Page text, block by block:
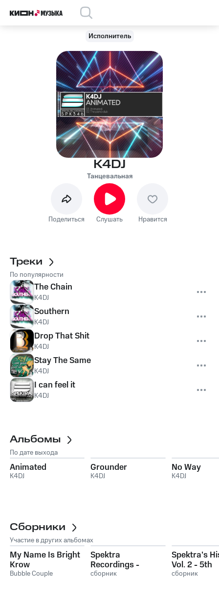
Исполнитель
K4DJ
Танцевальная
Поделиться Слушать Нравится
Треки
По популярности
The Chain
K4DJ
Southern
K4DJ
Drop That Shit
K4DJ
Stay The Same
K4DJ
I can feel it
K4DJ
Альбомы
По дате выхода
Animated
K4DJ
Grounder
K4DJ
No Way
K4DJ
Сборники
Участие в других альбомах
My Name Is Bright
Krow
Bubble Couple
Spektra
Recordings -
Annual 2016
сборник
Spektra's
Vol. 2 - 5th
Anniversary
сборник